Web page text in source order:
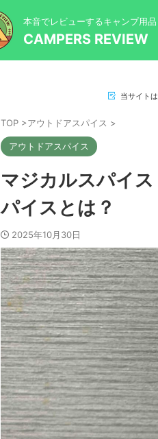
本音でレビューするキャンプ用品
CAMPERS REVIEW
当サイト
TOP >アウトドアスパイス >
アウトドアスパイス
マジカルスパイ
パイスとは？
2025年10月30日